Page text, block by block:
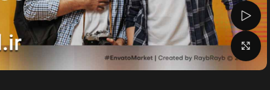
تماشای ویدئو
بزرگنمایی تصویر